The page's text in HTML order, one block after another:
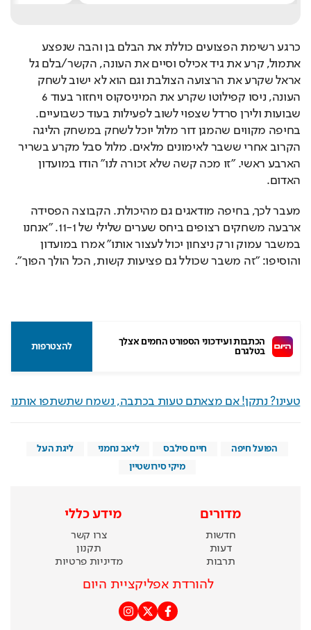
כרגע רשימת הפצועים כוללת את הבלם בן והבה שנפצע
אתמול, קרע את גיד אכילס וסיים את העונה, הקשר/בלם גל
אראל שקרע את הרצועה הצולבת וגם הוא לא ישוב לשחק
העונה, ניסו קפילוטו שקרע את המיניסקוס ויחזור בעוד 6
שבועות ולירן סרדל שצפוי לשוב לפעילות בעוד כשבועיים.
בחיפה מקווים שהמגן דור מלול יוכל לשחק במשחק הליגה
הקרוב אחרי ששבר לאימונים מלאים. מלול סבל מקרע בשריר
הארבע ראשי. "זו מכה קשה שלא זכורה לנו" הודו במועדון
האדום.
מעבר לכך, בחיפה מודאגים גם מהיכולת. הקבוצה הפסידה
ארבעה משחקים רצופים ביחס שערים שלילי של 11-1. "אנחנו
במשבר עמוק ורק ניצחון יכול לעצור אותו" אמרו במועדון
והוסיפו: "זה משבר שכולל גם פציעות קשות, הכל הולך הפוך".
הכתבות ועידכוני הספורט החמים אצלך
בטלגרם
להצטרפות
טעינו? נתקן! אם מצאתם טעות בכתבה, נשמח שתשתפו אותנו
הפועל חיפה חיים סילבס ליאב נחמני
ליגת העל
מיקי סירושטיין
מדורים
חדשות
דעות
תרבות
מידע כללי
צרו קשר
תקנון
מדיניות פרטיות
להורדת אפליקציית היום